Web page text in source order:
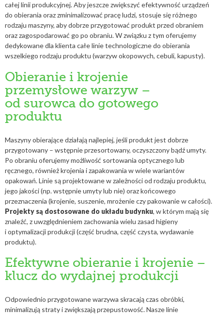
całej linii produkcyjnej. Aby jeszcze zwiększyć efektywność urządzeń
do obierania oraz zminimalizować pracę ludzi, stosuje się różnego
rodzaju maszyny, aby dobrze przygotować produkt przed obraniem
oraz zagospodarować go po obraniu. W związku z tym oferujemy
dedykowane dla klienta całe linie technologiczne do obierania
wszelkiego rodzaju produktu (warzyw okopowych, cebuli, kapusty).
Obieranie i krojenie
przemysłowe warzyw –
od surowca do gotowego
produktu
Maszyny obierające działają najlepiej, jeśli produkt jest dobrze
przygotowany – wstępnie przesortowany, oczyszczony bądź umyty.
Po obraniu oferujemy możliwość sortowania optycznego lub
ręcznego, również krojenia i zapakowania w wiele wariantów
opakowań. Linie są projektowane w zależności od rodzaju produktu,
jego jakości (np. wstępnie umyty lub nie) oraz końcowego
przeznaczenia (krojenie, suszenie, mrożenie czy pakowanie w całości).
Projekty są dostosowane do układu budynku, w którym mają się
znaleźć, z uwzględnieniem zachowania wielu zasad higieny
i optymalizacji produkcji (część brudna, część czysta, wydawanie
produktu).
Efektywne obieranie i krojenie –
klucz do wydajnej produkcji
Odpowiednio przygotowane warzywa skracają czas obróbki,
minimalizują straty i zwiększają przepustowość. Nasze linie